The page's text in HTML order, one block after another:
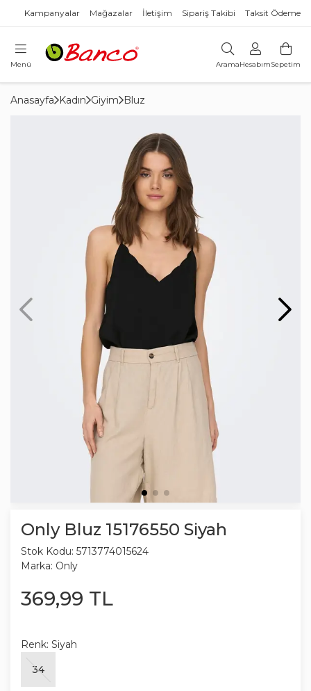
Kampanyalar Mağazalar İletişim Sipariş Takibi Taksit Ödeme
Menü AramaHesabımSepetim
Anasayfa Kadın Giyim Bluz
Only Bluz 15176550 Siyah
Stok Kodu: 5713774015624
Marka: Only
369,99 TL
Renk: Siyah
34